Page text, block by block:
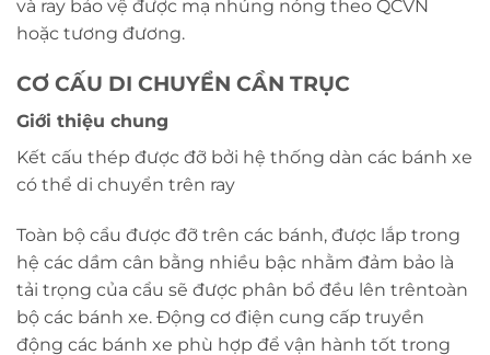
và ray bảo vệ được mạ nhúng nóng theo QCVN
hoặc tương đương.
CƠ CẤU DI CHUYỂN CẦN TRỤC
Giới thiệu chung
Kết cấu thép được đỡ bởi hệ thống dàn các bánh xe
có thể di chuyển trên ray
Toàn bộ cẩu được đỡ trên các bánh, được lắp trong
hệ các dầm cân bằng nhiều bậc nhằm đảm bảo là
tải trọng của cẩu sẽ được phân bổ đều lên trêntoàn
bộ các bánh xe. Động cơ điện cung cấp truyền
động các bánh xe phù hợp để vận hành tốt trong